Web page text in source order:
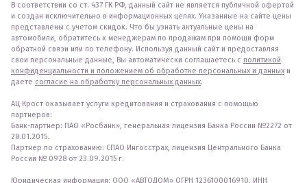
В соответствии со ст. 437 ГК РФ, данный сайт не является публичной офертой
и создан исключительно в информационных целях. Указанные на сайте цены
представлены с учетом скидок. Что бы узнать актуальные цены на
автомобили, обратитесь к менеджерам по продажам при помощи форм
обратной связи или по телефону. Используя данный сайт и предоставляя
свои персональные данные, Вы автоматически соглашаетесь с политикой
конфиденциальности и положением об обработке персональных и данных и
даете согласие на обработку персональных данных.
АЦ Крост оказывает услуги кредитования и страхования с помощью
партнеров:
Банк-партнер: ПАО «Росбанк», генеральная лицензия Банка России №2272 от
28.01.2015.
Партнер по страхованию: СПАО Ингосстрах, лицензия Центрального Банка
России № 0928 от 23.09.2015 г.
Юридическая информация: ООО «АВТОДОМ» ОГРН 1236100016910, ИНН